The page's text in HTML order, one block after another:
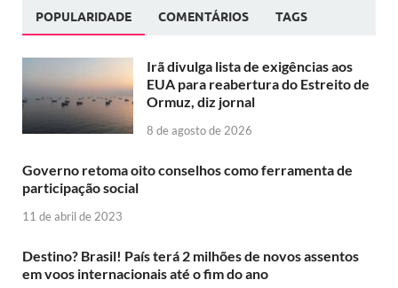
POPULARIDADE COMENTÁRIOS TAGS
Irã divulga lista de exigências aos
EUA para reabertura do Estreito de
Ormuz, diz jornal
8 de agosto de 2026
Governo retoma oito conselhos como ferramenta de
participação social
11 de abril de 2023
Destino? Brasil! País terá 2 milhões de novos assentos
em voos internacionais até o fim do ano